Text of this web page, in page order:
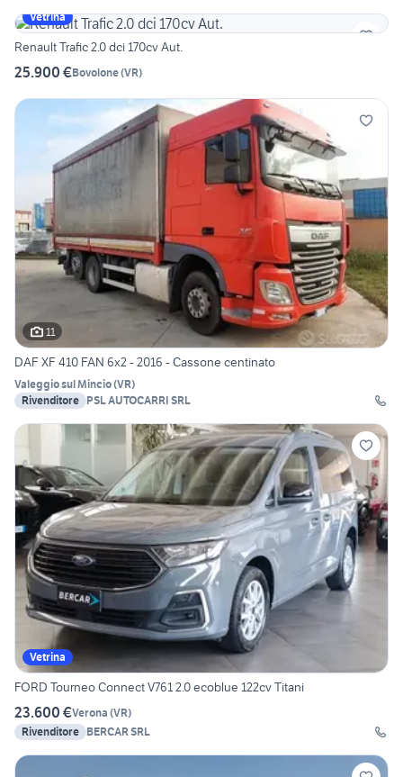
Vetrina
Renault Trafic 2.0 dci 170cv Aut.
25.900 €Bovolone(VR)
11
DAF XF 410 FAN 6x2 - 2016 - Cassone centinato
Valeggio sul Mincio(VR)
Rivenditore PSL AUTOCARRI SRL
Vetrina
FORD Tourneo Connect V761 2.0 ecoblue 122cv Titani
23.600 €Verona (VR)
Rivenditore BERCAR SRL